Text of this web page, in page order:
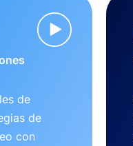
de
de
con